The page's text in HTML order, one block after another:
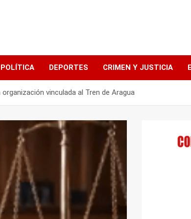
POLÍTICA DEPORTES CRIMEN Y JUSTICIA
vinculada al Tren de Aragua